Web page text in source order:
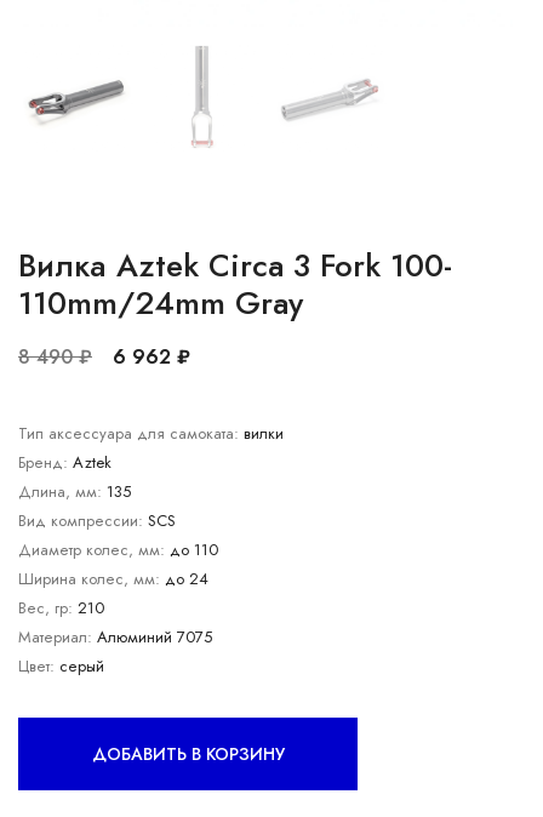
Вилка Aztek Circa 3 Fork 100-
110mm/24mm Gray
8 490 ₽ 6 962 ₽
Тип аксессуара для самоката: вилки
Бренд: Aztek
Длина, мм: 135
Вид компрессии: SCS
Диаметр колес, мм: до 110
Ширина колес, мм: до 24
Вес, гр: 210
Материал: Алюминий 7075
Цвет: серый
ДОБАВИТЬ В КОРЗИНУ